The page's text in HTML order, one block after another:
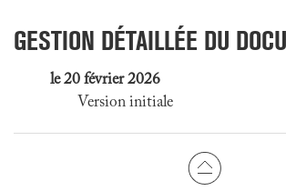
GESTION DÉTAILLÉE DU
le 20 février 2026
Version initiale